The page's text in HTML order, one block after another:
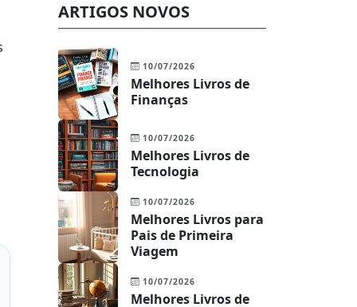
ARTIGOS NOVOS
10/07/2026
Melhores Livros de
Finanças
10/07/2026
Melhores Livros de
Tecnologia
10/07/2026
Melhores Livros para
Pais de Primeira
Viagem
10/07/2026
Melhores Livros de